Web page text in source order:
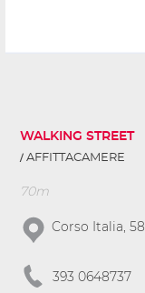
WALKING STREET
AFFITTACAMERE
70m
Corso Italia, 58
393 0648737